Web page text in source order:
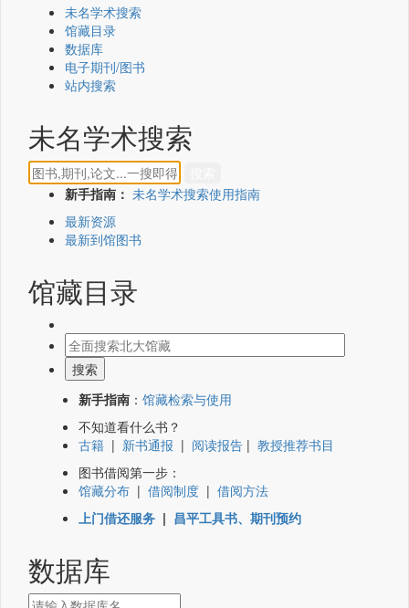
未名学术搜索
馆藏目录
数据库
电子期刊/图书
站内搜索
未名学术搜索
新手指南： 未名学术搜索使用指南
最新资源
最新到馆图书
馆藏目录
新手指南 ： 馆藏检索与使用
不知道看什么书？
古籍 | 新书通报 | 阅读报告 | 教授推荐书目
图书借阅第一步：
馆藏分布 | 借阅制度 | 借阅方法
上门借还服务 | 昌平工具书、期刊预约
数据库